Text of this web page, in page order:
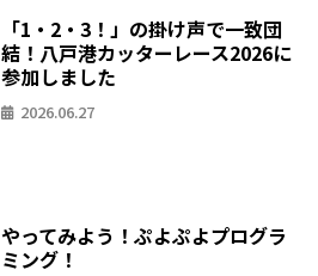
「1・2・3！」の掛け声で一致団
結！八戸港カッターレース2026に
参加しました
2026.06.27
やってみよう！ぷよぷよプログラ
ミング！